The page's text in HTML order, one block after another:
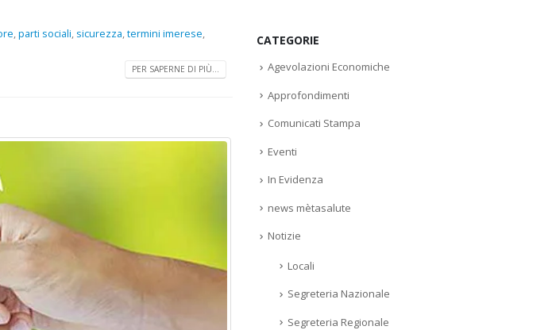
,parti sociali, sicurezza,termini imerese,
PER SAPERNE DI PIÙ...
CATEGORIE
Agevolazioni Economiche
Approfondimenti
Comunicati Stampa
Eventi
In Evidenza
news mètasalute
Notizie
Locali
Segreteria Nazionale
Segreteria Regionale